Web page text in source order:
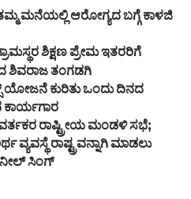
ಮನೆಯಲ್ಲಿ ಆರೋಗ್ಯದ ಬಗ್ಗೆ ಕಾಳಜಿ
ಶಿಕ್ಷಣ ಪ್ರೇಮ ಇತರರಿಗೆ
ಶಿವರಾಜ ತಂಗಡಗಿ
ಯೋಜನೆ ಕುರಿತು ಒಂದು ದಿನದ
ರಾಷ್ಟ್ರೀಯ ಮಂಡಳಿ‌ ಸಭೆ;
ರಾಷ್ಟ್ರವನ್ನಾಗಿ ಮಾಡಲು
ಸಿಂಗ್